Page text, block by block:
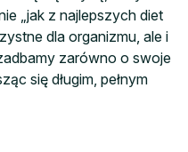
„jak z najlepszych diet
dla organizmu, ale i
zarówno o swoje
się długim, pełnym